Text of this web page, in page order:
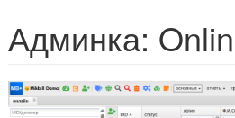
Админка: